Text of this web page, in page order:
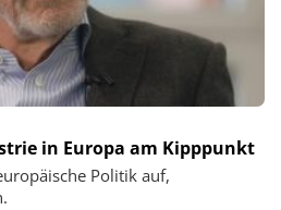
in Europa am Kipppunkt
Politik auf,